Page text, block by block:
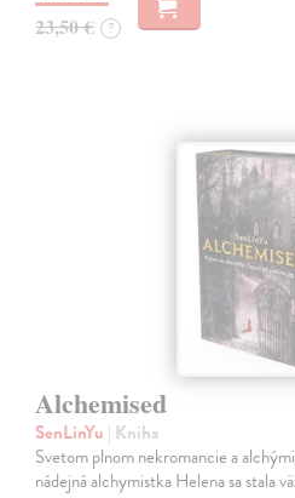
23,50 € ?
Alchemised
SenLinYu | Kniha
Svetom plnom nekromancie a
nádejná alchymistka Helena sa stala